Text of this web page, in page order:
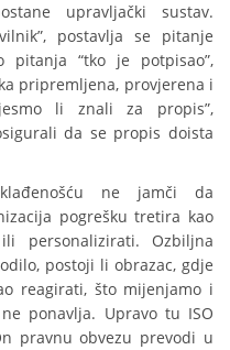
upravljački sustav.
postavlja se pitanje
pitanja “tko je potpisao”,
pripremljena, provjerena i
li znali za propis”,
da se propis doista
ne jamči da
pogrešku tretira kao
personalizirati. Ozbiljna
postoji li obrazac, gdje
reagirati, što mijenjamo i
ponavlja. Upravo tu ISO
pravnu obvezu prevodi u